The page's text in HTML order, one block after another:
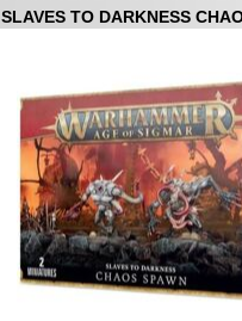
SLAVES TO DARKNESS